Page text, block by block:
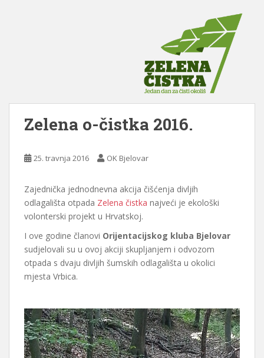
Zelena o-čistka 2016.
25. travnja 2016 OK Bjelovar
Zajednička jednodnevna akcija čišćenja divljih
odlagališta otpada Zelena čistka najveći je ekološki
volonterski projekt u Hrvatskoj.
I ove godine članovi Orijentacijskog kluba Bjelovar
sudjelovali su u ovoj akciji skupljanjem i odvozom
otpada s dvaju divljih šumskih odlagališta u okolici
mjesta Vrbica.